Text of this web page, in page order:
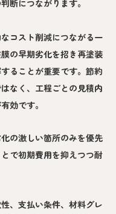
断につながります。
コスト削減につながる一
の早期劣化を招き再塗装
ることが重要です。節約
なく、工程ごとの見積内
効です。
の激しい箇所のみを優先
で初期費用を抑えつつ耐
、支払い条件、材料グレ